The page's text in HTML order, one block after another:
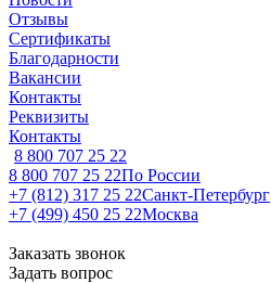
Отзывы
Сертификаты
Благодарности
Вакансии
Контакты
Реквизиты
Контакты
8 800 707 25 22
8 800 707 25 22По России
+7 (812) 317 25 22Санкт-Петербург
+7 (499) 450 25 22Москва
Заказать звонок
Задать вопрос